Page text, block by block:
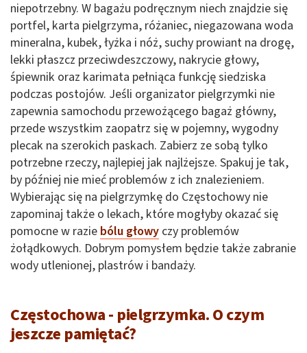
niepotrzebny. W bagażu podręcznym niech znajdzie się
portfel, karta pielgrzyma, różaniec, niegazowana woda
mineralna, kubek, łyżka i nóż, suchy prowiant na drogę,
lekki płaszcz przeciwdeszczowy, nakrycie głowy,
śpiewnik oraz karimata pełniąca funkcję siedziska
podczas postojów. Jeśli organizator pielgrzymki nie
zapewnia samochodu przewożącego bagaż główny,
przede wszystkim zaopatrz się w pojemny, wygodny
plecak na szerokich paskach. Zabierz ze sobą tylko
potrzebne rzeczy, najlepiej jak najlżejsze. Spakuj je tak,
by później nie mieć problemów z ich znalezieniem.
Wybierając się na pielgrzymkę do Częstochowy nie
zapominaj także o lekach, które mogłyby okazać się
pomocne w razie bólu głowy czy problemów
żołądkowych. Dobrym pomysłem będzie także zabranie
wody utlenionej, plastrów i bandaży.
Częstochowa - pielgrzymka. O czym
jeszcze pamiętać?